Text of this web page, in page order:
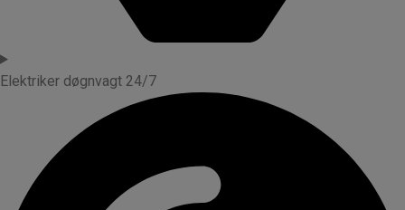
Elektriker døgnvagt 24/7